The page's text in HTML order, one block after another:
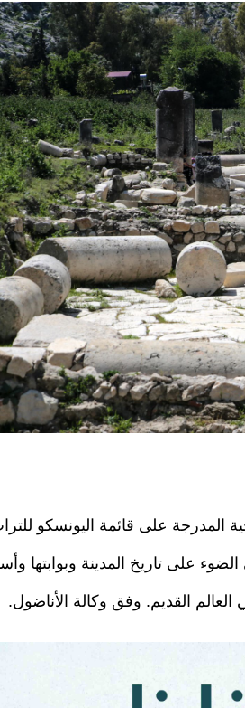
المدرجة على قائمة اليونسكو
على تاريخ المدينة وبوابتها
القديم. وفق وكالة الأناضول.